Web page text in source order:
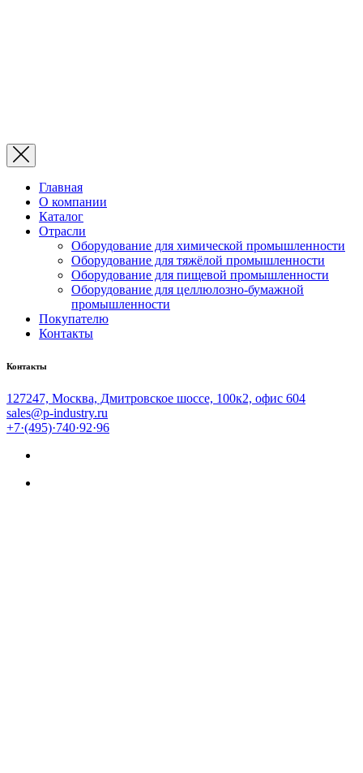
Главная
О компании
Каталог
Отрасли
Оборудование для химической промышленности
Оборудование для тяжёлой промышленности
Оборудование для пищевой промышленности
Оборудование для целлюлозно-бумажной
промышленности
Покупателю
Контакты
Контакты
127247, Москва, Дмитровское шоссе, 100к2, офис 604
sales@p-industry.ru
+7·(495)·740·92·96